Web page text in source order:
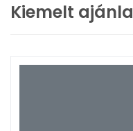
Kiemelt